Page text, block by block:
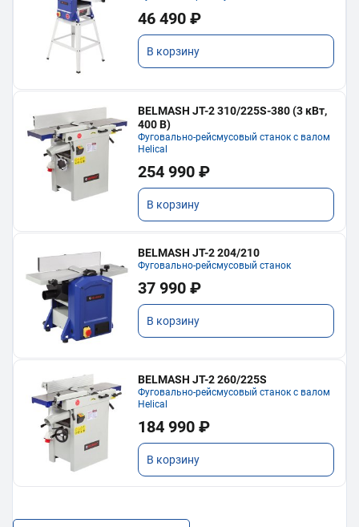
46 490 ₽
В корзину
BELMASH JT-2 310/225S-380 (3 кВт,
400 В)
Фуговально-рейсмусовый станок с валом
Helical
254 990 ₽
В корзину
BELMASH JT-2 204/210
Фуговально-рейсмусовый станок
37 990 ₽
В корзину
BELMASH JT-2 260/225S
Фуговально-рейсмусовый станок с валом
Helical
184 990 ₽
В корзину